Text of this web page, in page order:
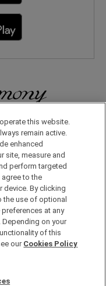
會體驗到更多旅行的樂
可享受各種專屬優惠。
此處
Co., Ltd. All
this website.
remain active.
enhanced
site, measure and
perform targeted
to the
By clicking
the use of optional
at any
Depending on your
of this
our Cookies Policy